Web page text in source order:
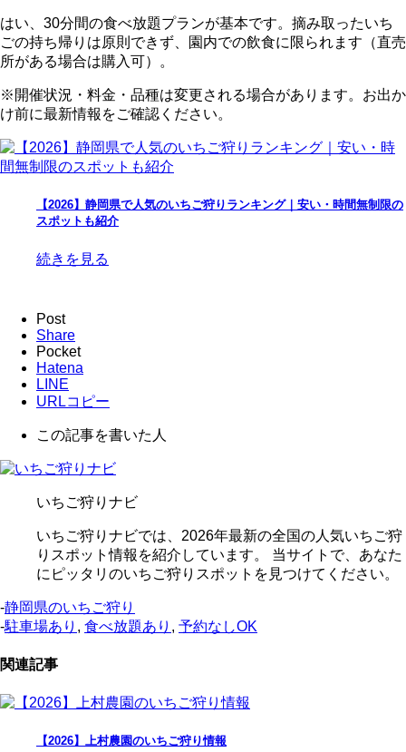
はい、30分間の食べ放題プランが基本です。摘み取ったいち
ごの持ち帰りは原則できず、園内での飲食に限られます（直売
所がある場合は購入可）。
※開催状況・料金・品種は変更される場合があります。お出か
け前に最新情報をご確認ください。
【2026】静岡県で人気のいちご狩りランキング｜安い・時間無制限の
スポットも紹介
続きを見る
Post
Share
Pocket
Hatena
LINE
URLコピー
この記事を書いた人
いちご狩りナビ
いちご狩りナビでは、2026年最新の全国の人気いちご狩
りスポット情報を紹介しています。 当サイトで、あなた
にピッタリのいちご狩りスポットを見つけてください。
-静岡県のいちご狩り
-駐車場あり , 食べ放題あり , 予約なしOK
関連記事
【2026】上村農園のいちご狩り情報